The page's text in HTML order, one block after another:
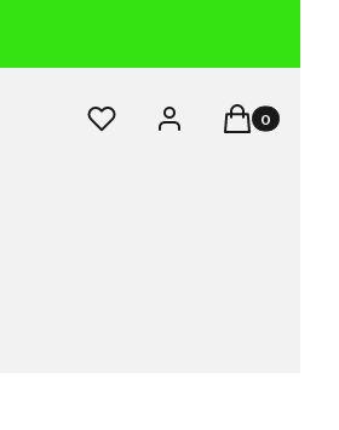
Ulubione Zaloguj sięProdukty w
Koszyk